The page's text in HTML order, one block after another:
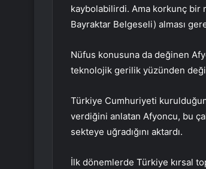
kaybolabilirdi. Ama korkunç bir
Bayraktar Belgeseli) alması
Nüfus konusuna da değinen
teknolojik gerilik yüzünden değil
Türkiye Cumhuriyeti
verdiğini anlatan Afyoncu, bu
sekteye uğradığını aktardı.
İlk dönemlerde Türkiye kırsal